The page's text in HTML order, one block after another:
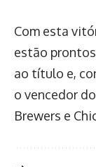
Com esta
estão
ao título e,
o vencedor
Brewers e